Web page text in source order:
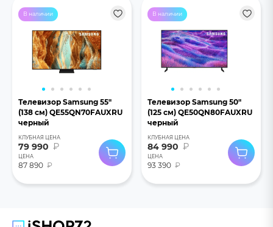
В наличии
Телевизор Samsung 55"
(138 см) QE55QN70FAUXRU
черный
КЛУБНАЯ ЦЕНА
79 990 ₽
ЦЕНА
87 890 ₽
В наличии
Телевизор Samsung 50"
(125 см) QE50QN80FAUXRU
черный
КЛУБНАЯ ЦЕНА
84 990 ₽
ЦЕНА
93 390 ₽